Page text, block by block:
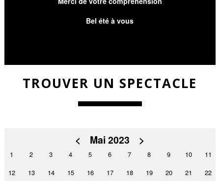
Bel été à vous
TROUVER UN SPECTACLE
< Mai 2023 >
1 2 3 4 5 6 7 8 9 10
11
12
13 14 15 16 17 18 19 20 21
22